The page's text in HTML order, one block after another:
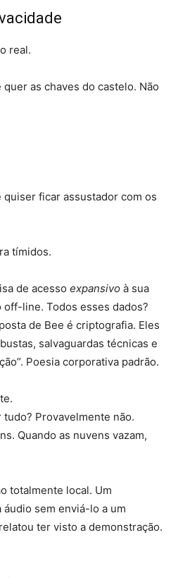
real.
as chaves do castelo. Não
quiser ficar assustador com os
tímidos.
de acesso expansivo à sua
line. Todos esses dados?
de Bee é criptografia. Eles
salvaguardas técnicas e
Poesia corporativa padrão.
Provavelmente não.
Quando as nuvens vazam,
totalmente local. Um
sem enviá-lo a um
ter visto a demonstração.